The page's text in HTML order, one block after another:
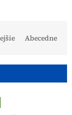
Abecedne